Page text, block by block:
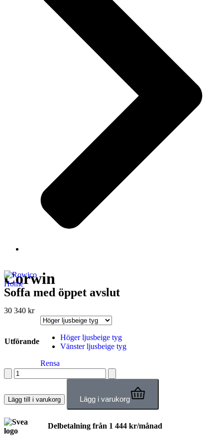
Corwin
Soffa med öppet avslut
30 340 kr
Utförande
Höger ljusbeige tyg
Vänster ljusbeige tyg
Rensa
Lägg till i varukorg Lägg i varukorg
Delbetalning från 1 444 kr/månad